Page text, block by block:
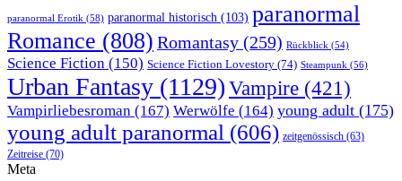
paranormal Erotik (58) paranormal historisch (103) paranormal
Romance (808) Romantasy (259) Rückblick (54)
Science Fiction (150) Science Fiction Lovestory (74) Steampunk (56)
Urban Fantasy (1129) Vampire (421)
Vampirliebesroman (167) Werwölfe (164) young adult (175)
young adult paranormal (606) zeitgenössisch (63)
Zeitreise (70)
Meta